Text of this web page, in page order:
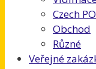
Czech
Obchod
Různé
Veřejné